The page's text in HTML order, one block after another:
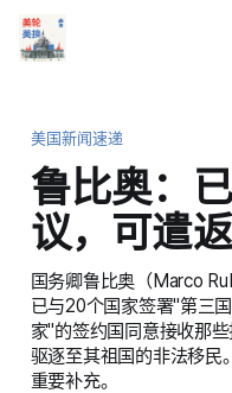
美国新闻速递
鲁比奥：
议，可遣
国务卿鲁比奥（Marco
已与20个国家签署"第三
家"的签约国同意接收那
驱逐至其祖国的非法移民
重要补充。